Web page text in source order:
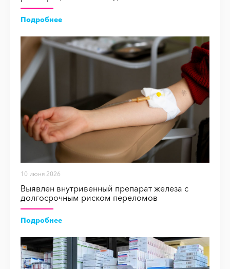
Подробнее
10 июня 2026
Выявлен внутривенный препарат железа с
долгосрочным риском переломов
Подробнее